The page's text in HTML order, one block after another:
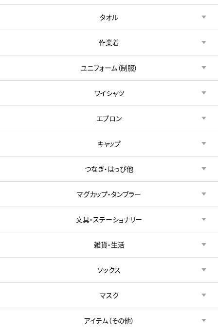
タオル
作業着
ユニフォーム（制服）
ワイシャツ
エプロン
キャップ
つなぎ・はっぴ他
マグカップ・タンブラー
文具・ステーショナリー
雑貨・生活
ソックス
マスク
アイテム（その他）